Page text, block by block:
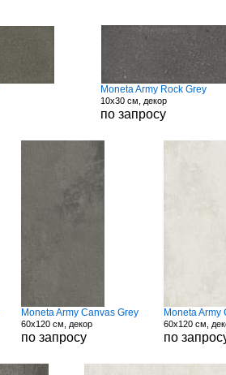
Moneta Army Rock Grey
10x30 см, декор
по запросу
Moneta Army Canvas Grey
60x120 см, декор
по запросу
Moneta Army
60x120 см,
по